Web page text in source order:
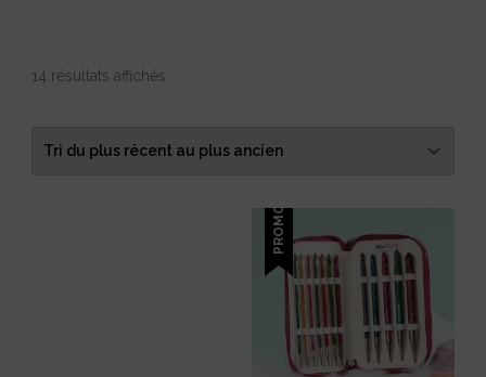
14 résultats affichés
récent
PROMO !